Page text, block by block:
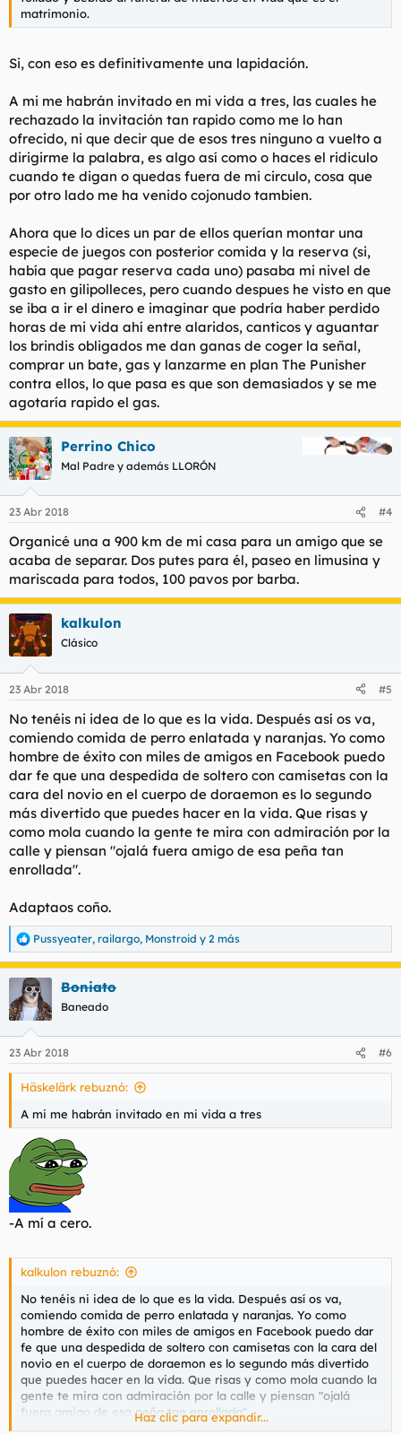
matrimonio.
Si, con eso es definitivamente una lapidación.
A mi me habrán invitado en mi vida a tres, las cuales he
rechazado la invitación tan rapido como me lo han
ofrecido, ni que decir que de esos tres ninguno a vuelto a
dirigirme la palabra, es algo así como o haces el ridiculo
cuando te digan o quedas fuera de mi circulo, cosa que
por otro lado me ha venido cojonudo tambien.
Ahora que lo dices un par de ellos querían montar una
especie de juegos con posterior comida y la reserva (si,
había que pagar reserva cada uno) pasaba mi nivel de
gasto en gilipolleces, pero cuando despues he visto en que
se iba a ir el dinero e imaginar que podría haber perdido
horas de mi vida ahí entre alaridos, canticos y aguantar
los brindis obligados me dan ganas de coger la señal,
comprar un bate, gas y lanzarme en plan The Punisher
contra ellos, lo que pasa es que son demasiados y se me
agotaría rapido el gas.
Perrino Chico
Mal Padre y además LLORÓN
23 Abr 2018 #4
Organicé una a 900 km de mi casa para un amigo que se
acaba de separar. Dos putes para él, paseo en limusina y
mariscada para todos, 100 pavos por barba.
kalkulon
Clásico
23 Abr 2018 #5
No tenéis ni idea de lo que es la vida. Después así os va,
comiendo comida de perro enlatada y naranjas. Yo como
hombre de éxito con miles de amigos en Facebook puedo
dar fe que una despedida de soltero con camisetas con la
cara del novio en el cuerpo de doraemon es lo segundo
más divertido que puedes hacer en la vida. Que risas y
como mola cuando la gente te mira con admiración por la
calle y piensan "ojalá fuera amigo de esa peña tan
enrollada".
Adaptaos coño.
R
e
a
c
i
e
s
Pussyeater, railargo, Monstroid y 2 más
Boniato
Baneado
23 Abr 2018 #6
Häskelärk rebuznó:
A mi me habrán invitado en mi vida a tres
-A mí a cero.
kalkulon rebuznó:
No tenéis ni idea de lo que es la vida. Después así os va,
comiendo comida de perro enlatada y naranjas. Yo como
hombre de éxito con miles de amigos en Facebook puedo dar
fe que una despedida de soltero con camisetas con la cara del
novio en el cuerpo de doraemon es lo segundo más divertido
que puedes hacer en la vida. Que risas y como mola cuando la
gente te mira con admiración por la calle y piensan "ojalá
fuera amigo de esa peña tan enrollada".
Haz clic para expandir...